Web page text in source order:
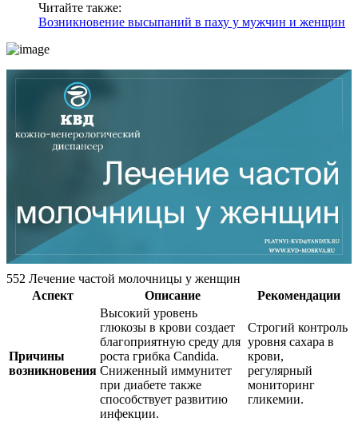
Читайте также:
Возникновение высыпаний в паху у мужчин и женщин
552 Лечение частой молочницы у женщин
Аспект
Описание Рекомендации
Причины
возникновения
Высокий уровень
глюкозы в крови создает
благоприятную среду для
роста грибка Candida.
Сниженный иммунитет
при диабете также
способствует развитию
инфекции.
Строгий контроль
уровня сахара в
крови,
регулярный
мониторинг
гликемии.